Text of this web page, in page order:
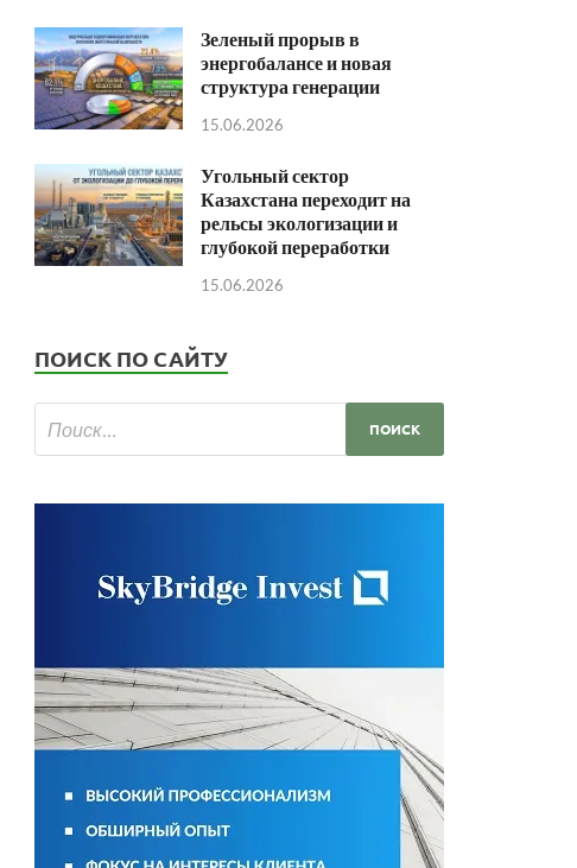
Зеленый прорыв в
энергобалансе и новая
структура генерации
15.06.2026
Угольный сектор
Казахстана переходит на
рельсы экологизации и
глубокой переработки
15.06.2026
ПОИСК ПО САЙТУ